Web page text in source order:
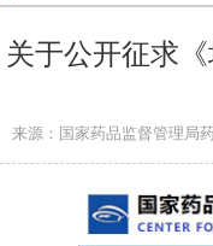
关于公开征求
来源：国家药品监督管理局